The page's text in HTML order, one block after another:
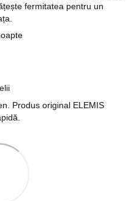
fermitatea pentru un
Produs original ELEMIS